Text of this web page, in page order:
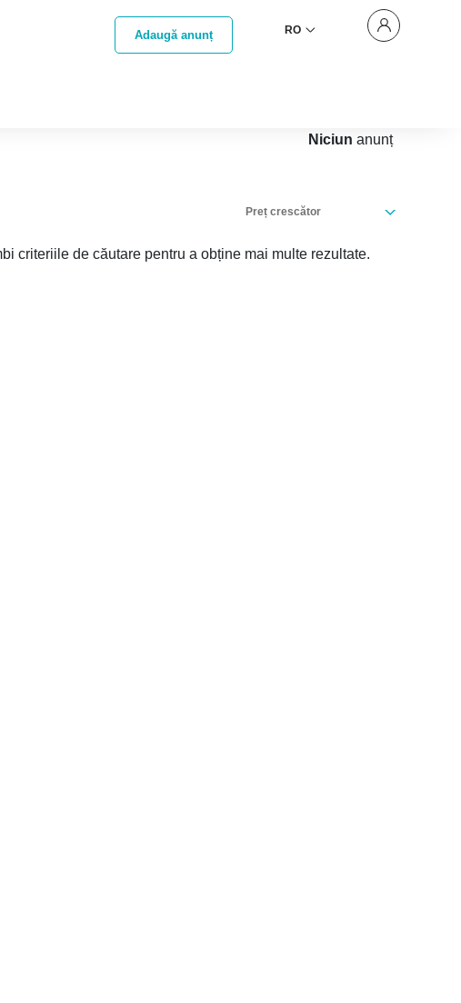
Adaugă anunț RO
Niciun anunț
Preț crescător
criteriile de căutare pentru a obține mai multe rezultate.